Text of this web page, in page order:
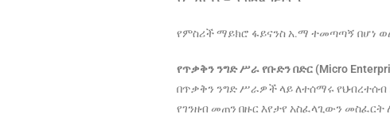
የምስሪች ማይክሮ ፋይናንስ አ.ማ ተመጣጣኝ በሆነ
የጥቃቅን ንግድ ሥራ የቡድን በድር (Micro
በጥቃቅን ንግድ ሥራዎች ላይ ለተሰማሩ
የገንዘብ መጠን በዙር እየታየ አስፈላጊውን